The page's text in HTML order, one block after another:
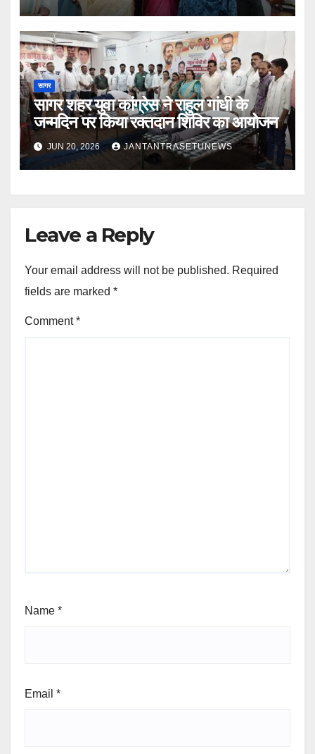
सागर
सागर शहर युवा कांग्रेस ने राहुल गांधी के
जन्मदिन पर किया रक्तदान शिविर का आयोजन
JUN 20, 2026 JANTANTRASETUNEWS
Leave a Reply
Your email address will not be published. Required
fields are marked *
Comment*
Name *
Email *